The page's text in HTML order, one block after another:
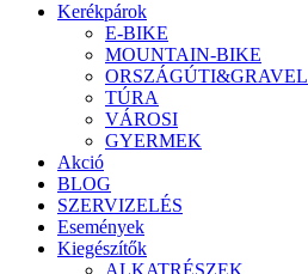
Kerékpárok
E-BIKE
MOUNTAIN-BIKE
ORSZÁGÚTI&GRAVEL
TÚRA
VÁROSI
GYERMEK
Akció
BLOG
SZERVIZELÉS
Események
Kiegészítők